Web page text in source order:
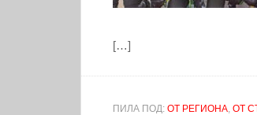
[…]
ПИЛА ПОД: ОТ РЕГИОНА, ОТ